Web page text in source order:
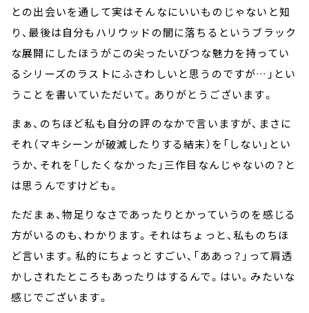
との出会いを通して実はそんなにいいものじゃないと知
り、最後は自分もハリウッドの闇に落ちるというブラック
な展開にしたほうがこの尖ったいびつな魅力を持ってい
るシリーズのラストにふさわしいと思うのですが…」とい
うことを書いていただいて。ありがとうございます。
まぁ、のちほど私も自分の評のなかで言いますが、まさに
それ（マキシーンが破滅したりする結末）を「しない」とい
うか、それを「したくなかった」三作目なんじゃないの？と
は思うんですけども。
ただまぁ、物足りなさであったりとかっていうのを感じる
方がいるのも、わかります。それはちょっと、私ものちほ
ど言います。私的にちょっとすごい、「ああっ？」って肩透
かしされたところもあったりはするんで。はい。みたいな
感じでございます。